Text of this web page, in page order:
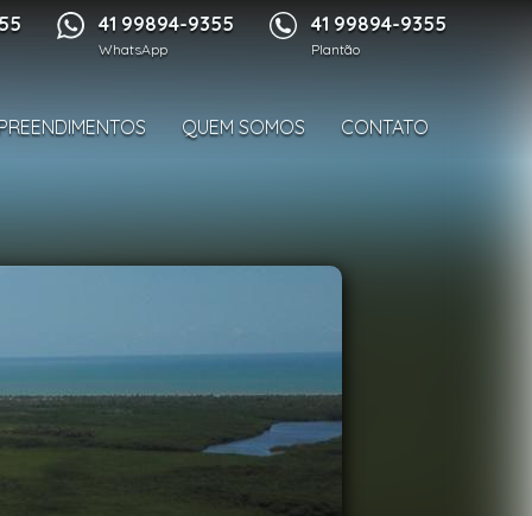
41 99894-9355
WhatsApp
41 99894-9355
Plantão
QUEM SOMOS CONTATO